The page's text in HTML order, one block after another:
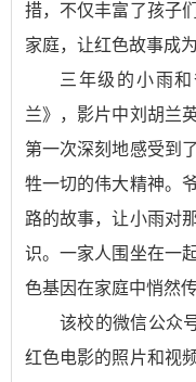
措，不仅丰富了孩子
家庭，让红色故事成
三年级的小雨
兰》，影片中刘胡兰
第一次深刻地感受到
牲一切的伟大精神。
路的故事，让小雨对
识。一家人围坐在一
色基因在家庭中悄然传
该校的微信公众
红色电影的照片和视